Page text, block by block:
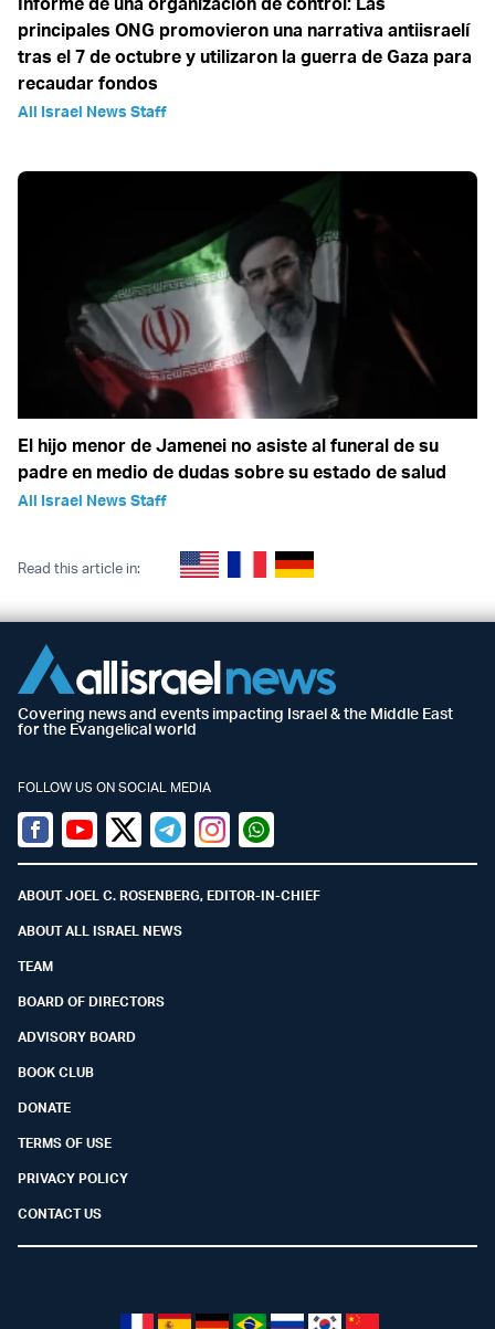
principales ONG promovieron una narrativa antiisraelí
tras el 7 de octubre y utilizaron la guerra de Gaza para
recaudar fondos
All Israel News Staff
El hijo menor de Jamenei no asiste al funeral de su
padre en medio de dudas sobre su estado de salud
All Israel News Staff
Read this article in:
Covering news and events impacting Israel & the Middle East
for the Evangelical world
FOLLOW US ON SOCIAL MEDIA
Facebook
YoutubeTwitter (X)
TelegramInstagramWhatsapp
ABOUT JOEL C. ROSENBERG, EDITOR-IN-CHIEF
ABOUT ALL ISRAEL NEWS
TEAM
BOARD OF DIRECTORS
ADVISORY BOARD
BOOK CLUB
DONATE
TERMS OF USE
PRIVACY POLICY
CONTACT US